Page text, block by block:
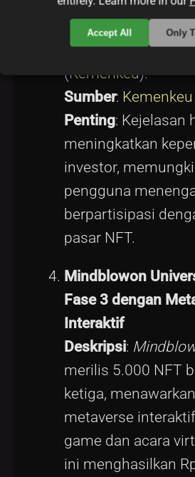
mengembangkan
yang sesuai
(Kemenkeu).
Sumber: Kemenkeu
Penting: Kejelasan
meningkatkan
investor,
pengguna
berpartisipasi
pasar NFT.
Mindblowon
Fase 3 dengan
Interaktif
Deskripsi:
merilis 5.000 NFT
ketiga,
metaverse
game dan acara
ini menghasilkan
Accept All Only